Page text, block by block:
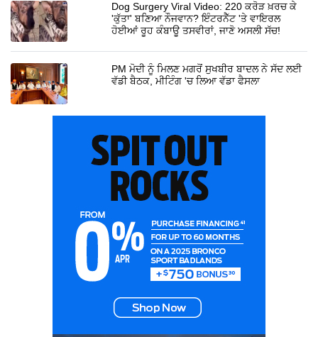
Dog Surgery Viral Video: 220 ਕਰੋੜ ਖ਼ਰਚ ਕੇ
'ਕੁੱਤਾ' ਬਣਿਆ ਨੌਜਵਾਨ? ਇੰਟਰਨੈੱਟ 'ਤੇ ਵਾਇਰਲ
ਹੋਈਆਂ ਰੂਹ ਕੰਬਾਊ ਤਸਵੀਰਾਂ, ਜਾਣੋ ਅਸਲੀ ਸੱਚ!
PM ਮੋਦੀ ਨੂੰ ਮਿਲਣ ਮਗਰੋਂ ਸੁਖਬੀਰ ਬਾਦਲ ਨੇ ਸੱਦ ਲਈ
ਵੱਡੀ ਬੈਠਕ, ਮੀਟਿੰਗ 'ਚ ਲਿਆ ਵੱਡਾ ਫੈਸਲਾ